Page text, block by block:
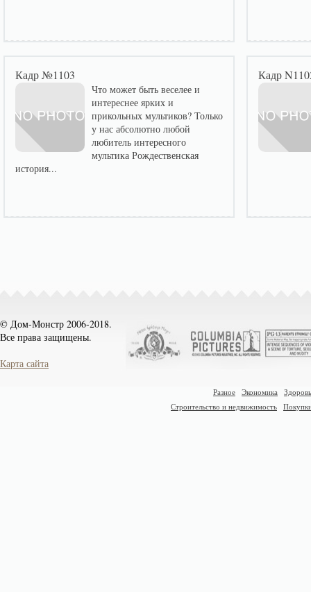
Кадр №1103
Что может быть веселее и
интереснее ярких и
прикольных мультиков? Только
у нас абсолютно любой
любитель интересного
мультика Рождественская
история...
Кадр
© Дом-Монстр 2006-2018.
Все права защищены.
Карта сайта
Разное Экономика
Строительство и недвижимость